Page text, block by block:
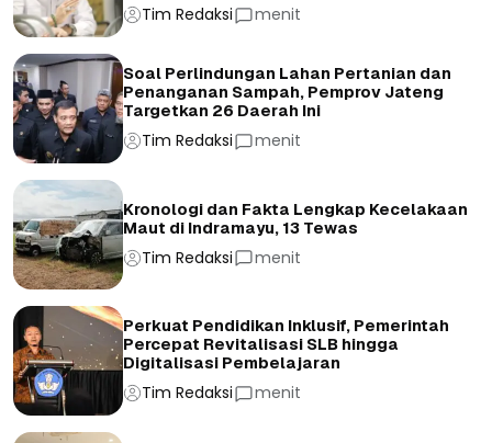
Tim Redaksi menit
Soal Perlindungan Lahan Pertanian dan
Penanganan Sampah, Pemprov Jateng
Targetkan 26 Daerah Ini
Tim Redaksi menit
Kronologi dan Fakta Lengkap Kecelakaan
Maut di Indramayu, 13 Tewas
Tim Redaksi menit
Perkuat Pendidikan Inklusif, Pemerintah
Percepat Revitalisasi SLB hingga
Digitalisasi Pembelajaran
Tim Redaksi menit